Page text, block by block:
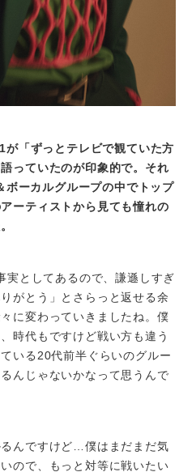
「ずっとテレビで観ていた方
っていたのが印象的で。それ
ーカルグループの中でトップ
ーティストから見ても憧れの
実としてあるので、謙遜しすぎ
がとう」とさらっと返せる余
に変わっていきましたね。僕
時代もですけど戦い方も違う
いる20代前半ぐらいのグルー
んじゃないかなって思うんで
んですけど…僕はまだまだ気
ので、もっと対等に戦いたい